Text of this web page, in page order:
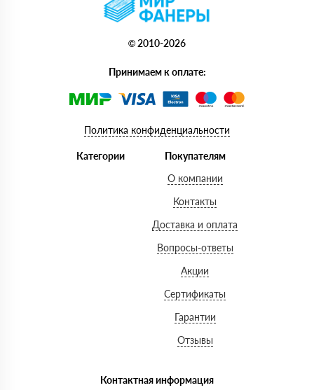
© 2010-2026
Принимаем к оплате:
Политика конфиденциальности
Категории
Покупателям
О компании
Контакты
Доставка и оплата
Вопросы-ответы
Акции
Сертификаты
Гарантии
Отзывы
Контактная информация